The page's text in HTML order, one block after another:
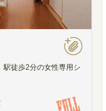
駅徒歩2分の女性専用シ